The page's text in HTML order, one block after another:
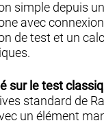
simple depuis
avec
de test et un
sur le test
standard de
un élément